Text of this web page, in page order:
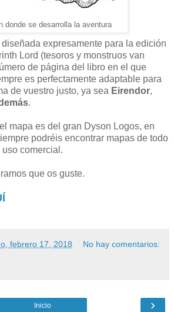
donde se desarrolla la aventura
expresamente para la edición
Lord (tesoros y monstruos van
de página del libro en el que
es perfectamente adaptable para
de vuestro justo, ya sea Eirendor,
.
mapa es del gran Dyson Logos, en
podréis encontrar mapas de todo
comercial.
que os guste.
febrero 17, 2018 No hay comentarios:
›
Inicio